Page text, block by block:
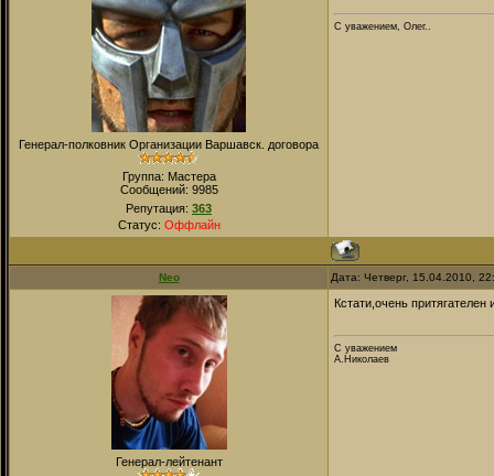
Генерал-полковник Организации Варшавск. договора
Группа: Мастера
Сообщений: 9985
Репутация: 363
Статус: Оффлайн
С уважением, Олег..
Neo Дата: Четверг, 15.04.2010,
Генерал-лейтенант
Кстати,очень
С уважением
А.Николаев